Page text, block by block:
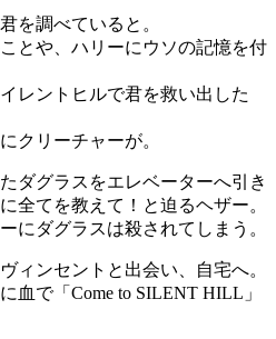
を調べていると。
とや、ハリーにウソの記憶を付
レントヒルで君を救い出した
クリーチャーが。
ダグラスをエレベーターへ引き
全てを教えて！と迫るヘザー。
にダグラスは殺されてしまう。
ィンセントと出会い、自宅へ。
血で「Come to SILENT HILL」